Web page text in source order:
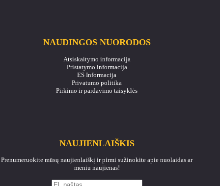
NAUDINGOS NUORODOS
Atsiskaitymo informacija
Pristatymo informacija
ES Informacija
Privatumo politika
Pirkimo ir pardavimo taisyklės
NAUJIENLAIŠKIS
Prenumeruokite mūsų naujienlaiškį ir pirmi sužinokite apie nuolaidas ar
meniu naujienas!